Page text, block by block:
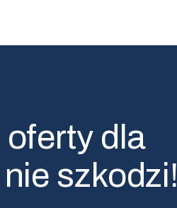
dla
szkodzi!